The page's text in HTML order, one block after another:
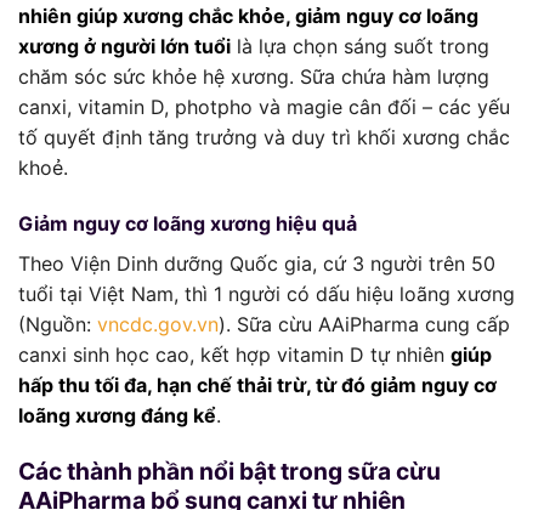
nhiên giúp xương chắc khỏe, giảm nguy cơ loãng
xương ở người lớn tuổi là lựa chọn sáng suốt trong
chăm sóc sức khỏe hệ xương. Sữa chứa hàm lượng
canxi, vitamin D, photpho và magie cân đối – các yếu
tố quyết định tăng trưởng và duy trì khối xương chắc
khoẻ.
Giảm nguy cơ loãng xương hiệu quả
Theo Viện Dinh dưỡng Quốc gia, cứ 3 người trên 50
tuổi tại Việt Nam, thì 1 người có dấu hiệu loãng xương
(Nguồn: vncdc.gov.vn). Sữa cừu AAiPharma cung cấp
canxi sinh học cao, kết hợp vitamin D tự nhiên giúp
hấp thu tối đa, hạn chế thải trừ, từ đó giảm nguy cơ
loãng xương đáng kể.
Các thành phần nổi bật trong sữa cừu
AAiPharma bổ sung canxi tự nhiên